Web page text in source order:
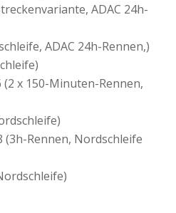
ADAC 24h-
ADAC 24h-Rennen,)
(2 x 150-Minuten-Rennen,
(3h-Rennen, Nordschleife